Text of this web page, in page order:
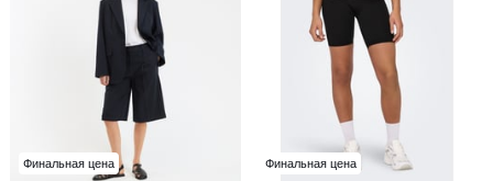
Финальная цена Финальная цена